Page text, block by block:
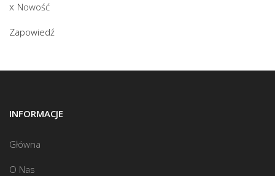
Nowość
Zapowiedź
INFORMACJE
Główna
O Nas